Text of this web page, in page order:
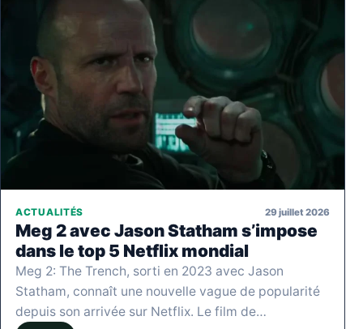
ACTUALITÉS 29 juillet 2026
Meg 2 avec Jason Statham s’impose
dans le top 5 Netflix mondial
Meg 2: The Trench, sorti en 2023 avec Jason
Statham, connaît une nouvelle vague de popularité
depuis son arrivée sur Netflix. Le film de…